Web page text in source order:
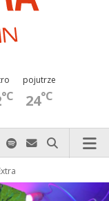
°C
pojutrze
24°C
nas zadzwoń
Facebook-u
na Xnas na Instagram-ie
Odwiedź nas na TikTok-u
Szukaj nas na Spotify
Wyślij do nas
Szukaj